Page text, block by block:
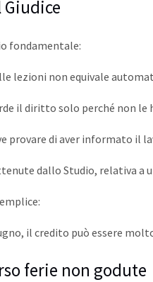
fondamentale:
lezioni non equivale
il diritto solo perché non le
provare di aver informato il
dallo Studio, relativa a
il credito può essere
ferie non godute